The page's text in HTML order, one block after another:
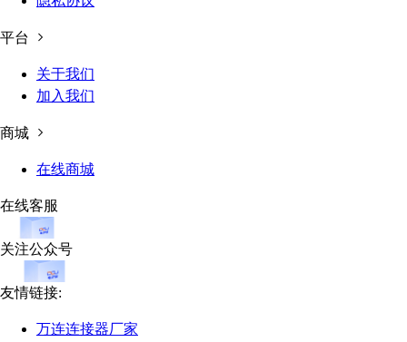
平台
关于我们
加入我们
商城
在线商城
在线客服
关注公众号
友情链接:
万连连接器厂家